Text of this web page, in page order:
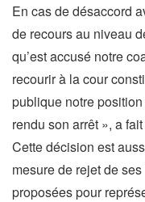
En cas de désaccord
de recours au niveau
qu’est accusé notre
recourir à la cour
publique notre
rendu son arrêt », a
Cette décision est
mesure de rejet de
proposées pour